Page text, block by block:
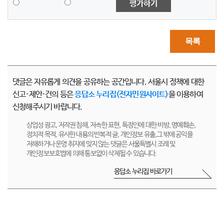
평가하기
목록
댓글은 자유롭게 의견을 공유하는 공간입니다. 서울시 정책에 대한
신고·제안·건의 등은응답소 누리집(전자민원사이트)을 이용하여
신청해주시기 바랍니다.
상업성 광고, 저작권 침해, 저속한 표현, 특정인에 대한 비방, 명예훼손,
정치적 목적, 유사한 내용의 반복적 글, 개인정보 유출,그 밖에 공익을
저해하거나 운영 취지에 맞지 않는 댓글은 서울특별시 조례 및
개인정보보호법에 의해 통보없이 삭제될 수 있습니다.
응답소 누리집 바로가기